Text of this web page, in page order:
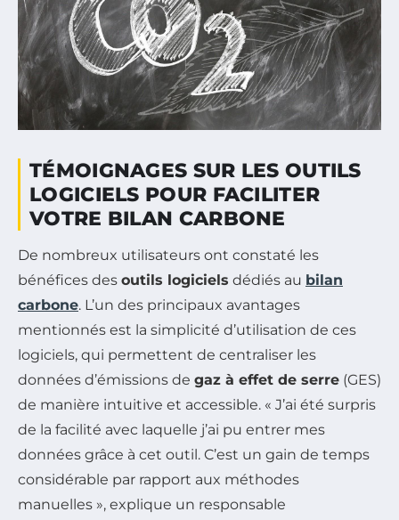
TÉMOIGNAGES SUR LES OUTILS
LOGICIELS POUR FACILITER
VOTRE BILAN CARBONE
De nombreux utilisateurs ont constaté les
bénéfices des outils logiciels dédiés au bilan
carbone. L’un des principaux avantages
mentionnés est la simplicité d’utilisation de ces
logiciels, qui permettent de centraliser les
données d’émissions de gaz à effet de serre (GES)
de manière intuitive et accessible. « J’ai été surpris
de la facilité avec laquelle j’ai pu entrer mes
données grâce à cet outil. C’est un gain de temps
considérable par rapport aux méthodes
manuelles », explique un responsable